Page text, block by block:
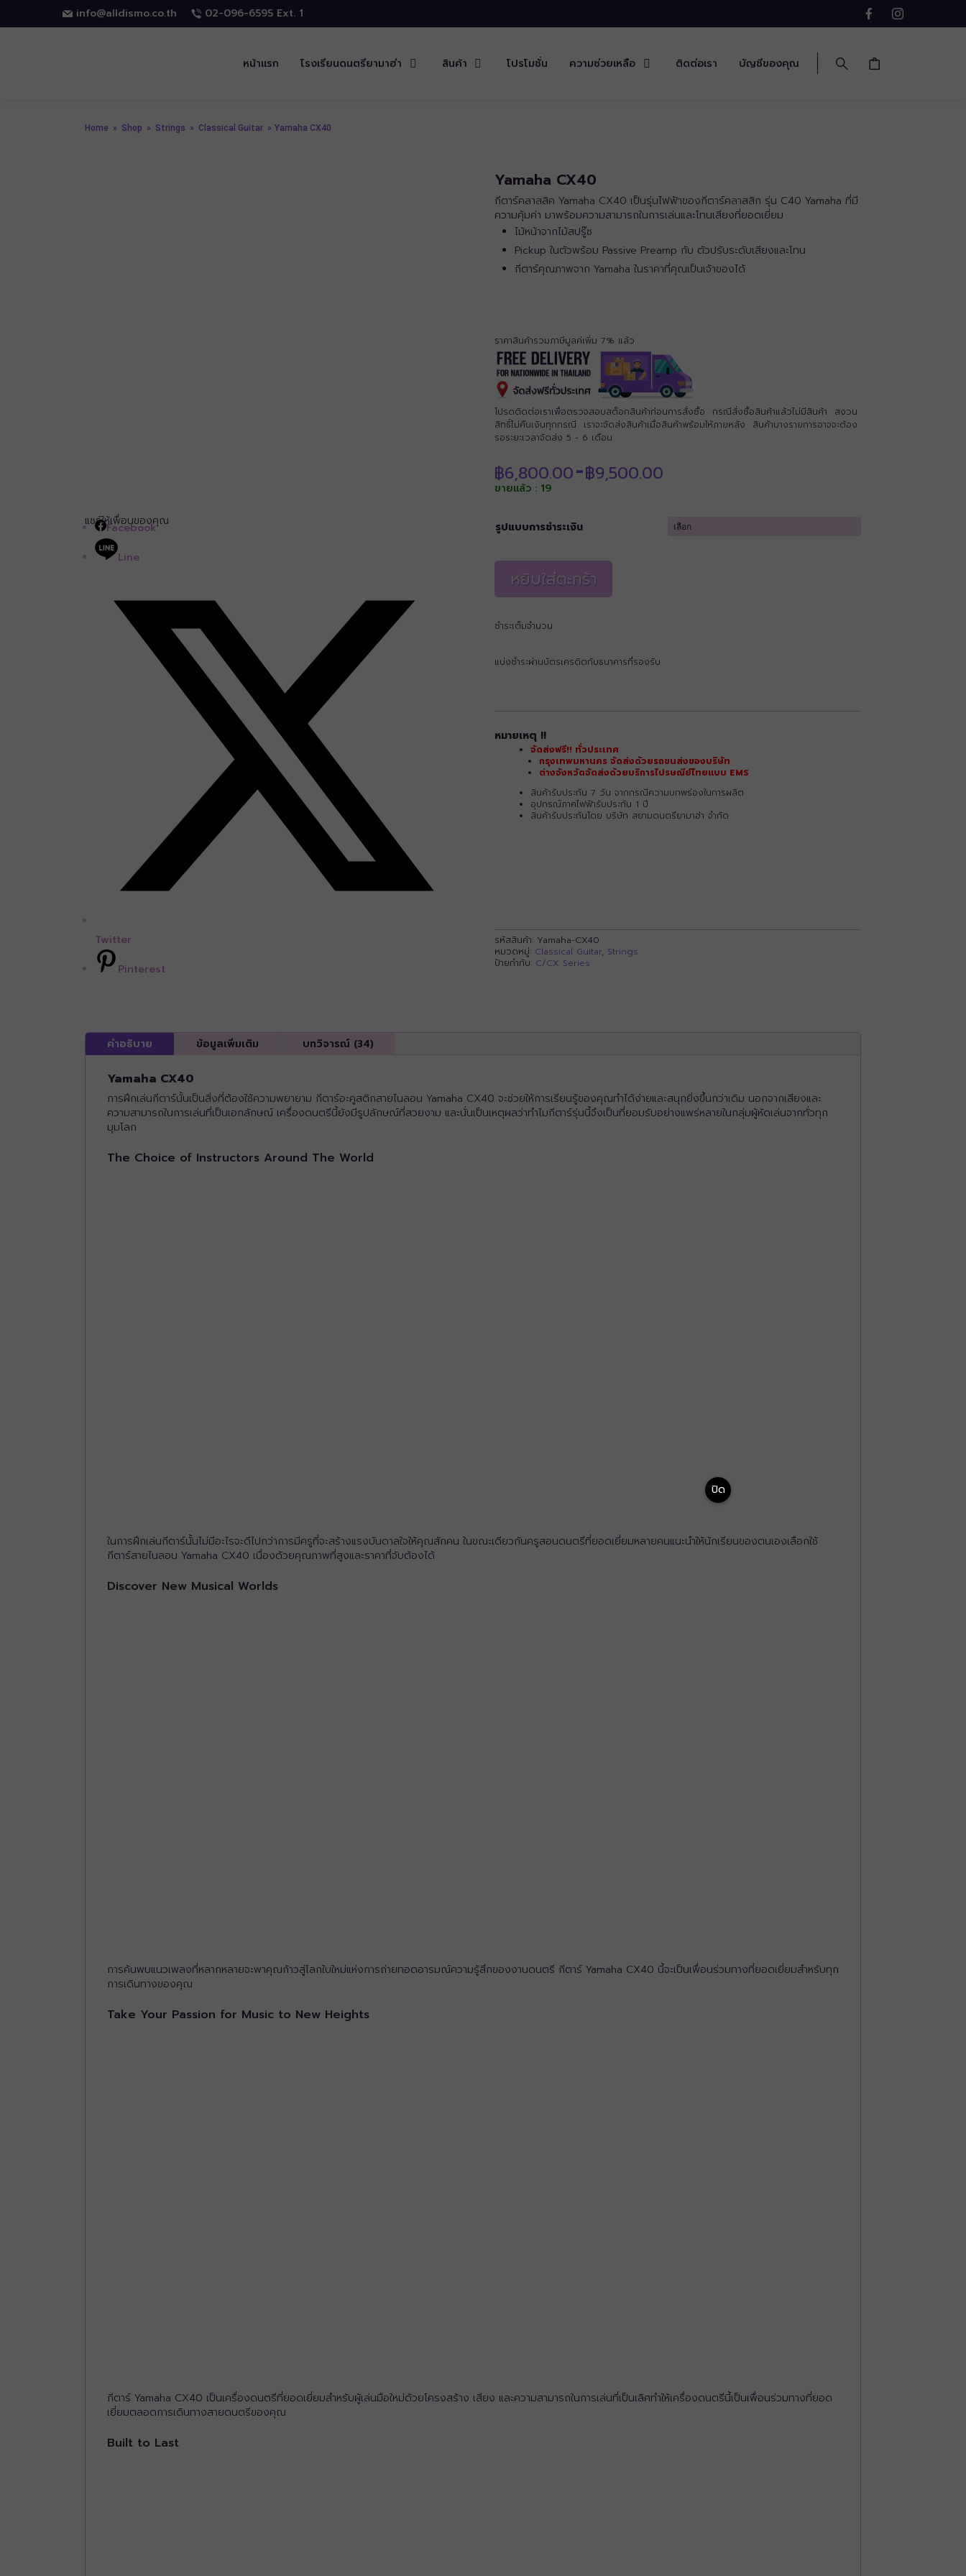
info@alldismo.co.th 02-096-6595 Ext. 1
หน้าแรก โรงเรียนดนตรียามาฮ่า สินค้า โปรโมชั่น ความช่วยเหลือ ติดต่อเรา บัญชีของคุณ
Home » Shop » Strings » Classical Guitar » Yamaha CX40
แชร์ให้เพื่อนของคุณ
Facebook
Line
Twitter
Pinterest
Yamaha CX40
กีตาร์คลาสสิค Yamaha CX40 เป็นรุ่นไฟฟ้าของกีตาร์คลาสสิก รุ่น C40 Yamaha ที่มี
ความคุ้มค่า มาพร้อมความสามารถในการเล่นและโทนเสียงที่ยอดเยี่ยม
ไม้หน้าจากไม้สปรู๊ซ
Pickup ในตัวพร้อม Passive Preamp กับ ตัวปรับระดับเสียงและโทน
กีตาร์คุณภาพจาก Yamaha ในราคาที่คุณเป็นเจ้าของได้
ราคาสินค้ารวมภาษีมูลค่เพิ่ม 7% แล้ว
โปรดติดต่อเราเพื่อตรวจสอบสต็อกสินค้าก่อนการสั่งซื้อ กรณีสั่งซื้อสินค้าแล้วไม่มีสินค้า สงวน
สิทธิ์ไม่คืนเงินทุกกรณี เราจะจัดส่งสินค้าเมื่อสินค้าพร้อมให้ภายหลัง สินค้าบางรายการอาจจะต้อง
รอระยะเวลาจัดส่ง 5 - 6 เดือน
฿6,800.00–฿9,500.00Price
฿9,500.00
ขายแล้ว : 19
รูปแบบการชำระเงิน
หยิบใส่ตะกร้า
ชำระเต็มจำนวน
แบ่งชำระผ่านบัตรเครดิตกับธนาคารที่รองรับ
หมายเหตุ !!
จัดส่งฟรี!! ทั่วประเทศ
กรุงเทพมหานคร จัดส่งด้วยรถขนส่งของบริษัท
ต่างจังหวัดจัดส่งด้วยบริการไปรษณีย์ไทยแบบ EMS
สินค้ารับประกัน 7 วัน จากกรณีความบกพร่องในการผลิต
อุปกรณ์ภาคไฟฟ้ารับประกัน 1 ปี
สินค้ารับประกันโดย บริษัท สยามดนตรียามาฮ่า จำกัด
รหัสสินค้า: Yamaha-CX40
หมวดหมู่: Classical Guitar, Strings
ป้ายกำกับ: C/CX Series
คำอธิบาย ข้อมูลเพิ่มเติม บทวิจารณ์ (34)
Yamaha CX40
การฝึกเล่นกีตาร์นั้นเป็นสิ่งที่ต้องใช้ความพยายาม กีตาร์อะคูสติกสายไนลอน Yamaha CX40 จะช่วยให้การเรียนรู้ของคุณทำได้ง่ายและสนุกยิ่งขึ้นกว่าเดิม นอกจากเสียงและ
ความสามารถในการเล่นที่เป็นเอกลักษณ์ เครื่องดนตรีนี้ยังมีรูปลักษณ์ที่สวยงาม และนั่นเป็นเหตุผลว่าทำไมกีตาร์รุ่นนี้จึงเป็นที่ยอมรับอย่างแพร่หลายในกลุ่มผู้หัดเล่นจากทั่วทุก
มุมโลก
The Choice of Instructors Around The World
ในการฝึกเล่นกีตาร์นั้นไม่มีอะไรจะดีไปกว่าการมีครูที่จะสร้างแรงบันดาลใจให้คุณสักคน ในขณะเดียวกันครูสอนดนตรีที่ยอดเยี่ยมหลายคนแนะนำให้นักเรียนของตนเองเลือกใช้
กีตาร์สายไนลอน Yamaha CX40 เนื่องด้วยคุณภาพที่สูงและราคาที่จับต้องได้
Discover New Musical Worlds
การค้นพบแนวเพลงที่หลากหลายจะพาคุณก้าวสู่โลกใบใหม่แห่งการถ่ายทอดอารมณ์ความรู้สึกของงานดนตรี กีตาร์ Yamaha CX40 นี้จะเป็นเพื่อนร่วมทางที่ยอดเยี่ยมสำหรับทุก
การเดินทางของคุณ
Take Your Passion for Music to New Heights
กีตาร์ Yamaha CX40 เป็นเครื่องดนตรีที่ยอดเยี่ยมสำหรับผู้เล่นมือใหม่ด้วยโครงสร้าง เสียง และความสามารถในการเล่นที่เป็นเลิศทำให้เครื่องดนตรีนี้เป็นเพื่อนร่วมทางที่ยอด
เยี่ยมตลอดการเดินทางสายดนตรีของคุณ
Built to Last
ปิด